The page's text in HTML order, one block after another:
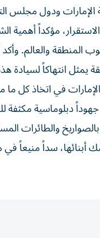
ودول مجلس
مؤكداً
المنطقة والعالم.
انتهاكاً لسيادة
في اتخاذ كل
دبلوماسية
والطائرات
سداً منيعاً في